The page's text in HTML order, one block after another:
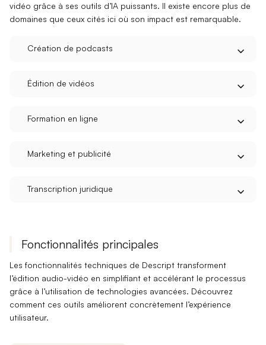
vidéo grâce à ses outils d’IA puissants. Il existe encore plus de
domaines que ceux cités ici où son impact est remarquable.
Création de podcasts
Édition de vidéos
Formation en ligne
Marketing et publicité
Transcription juridique
Fonctionnalités principales
Les fonctionnalités techniques de Descript transforment
l’édition audio-vidéo en simplifiant et accélérant le processus
grâce à l’utilisation detechnologies avancées. Découvrez
comment ces outils améliorent concrètement l’expérience
utilisateur.